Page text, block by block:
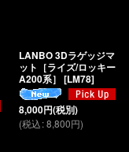
LANBO 3Dラゲッジマ
ット［ライズ/ロッキー
A200系］ [LM78]
8,000円(税別)
(税込:8,800円)